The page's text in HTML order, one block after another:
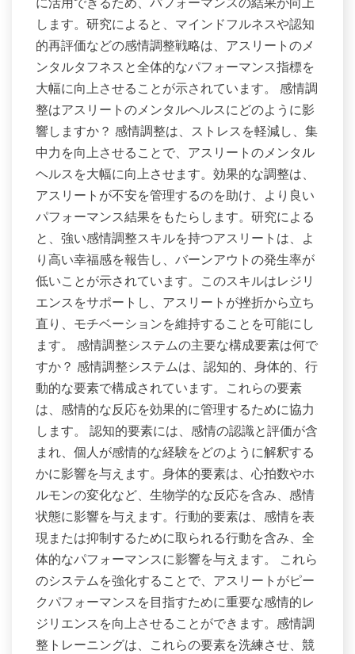
します。研究によると、マインドフルネスや認知
的再評価などの感情調整戦略は、アスリートのメ
ンタルタフネスと全体的なパフォーマンス指標を
大幅に向上させることが示されています。 感情調
整はアスリートのメンタルヘルスにどのように影
響しますか？ 感情調整は、ストレスを軽減し、集
中力を向上させることで、アスリートのメンタル
ヘルスを大幅に向上させます。効果的な調整は、
アスリートが不安を管理するのを助け、より良い
パフォーマンス結果をもたらします。研究による
と、強い感情調整スキルを持つアスリートは、よ
り高い幸福感を報告し、バーンアウトの発生率が
低いことが示されています。このスキルはレジリ
エンスをサポートし、アスリートが挫折から立ち
直り、モチベーションを維持することを可能にし
ます。 感情調整システムの主要な構成要素は何で
すか？ 感情調整システムは、認知的、身体的、行
動的な要素で構成されています。これらの要素
は、感情的な反応を効果的に管理するために協力
します。 認知的要素には、感情の認識と評価が含
まれ、個人が感情的な経験をどのように解釈する
かに影響を与えます。身体的要素は、心拍数やホ
ルモンの変化など、生物学的な反応を含み、感情
状態に影響を与えます。行動的要素は、感情を表
現または抑制するために取られる行動を含み、全
体的なパフォーマンスに影響を与えます。 これら
のシステムを強化することで、アスリートがピー
クパフォーマンスを目指すために重要な感情的レ
ジリエンスを向上させることができます。感情調
整トレーニングは、これらの要素を洗練させ、競